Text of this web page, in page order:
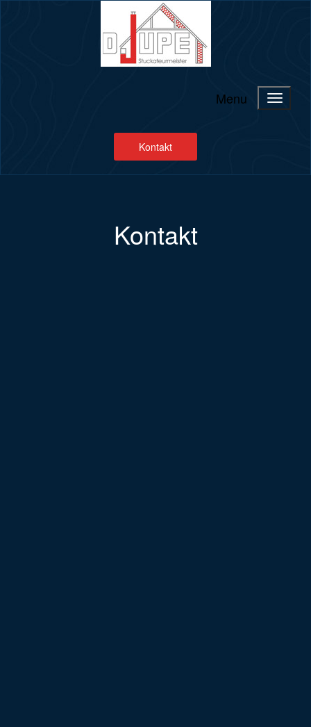
Menu
Kontakt
Kontakt